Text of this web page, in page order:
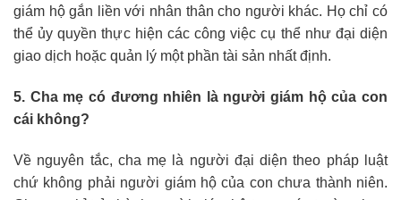
giám hộ gắn liền với nhân thân cho người khác. Họ chỉ có
thể ủy quyền thực hiện các công việc cụ thể như đại diện
giao dịch hoặc quản lý một phần tài sản nhất định.
5. Cha mẹ có đương nhiên là người giám hộ của con
cái không?
Về nguyên tắc, cha mẹ là người đại diện theo pháp luật
chứ không phải người giám hộ của con chưa thành niên.